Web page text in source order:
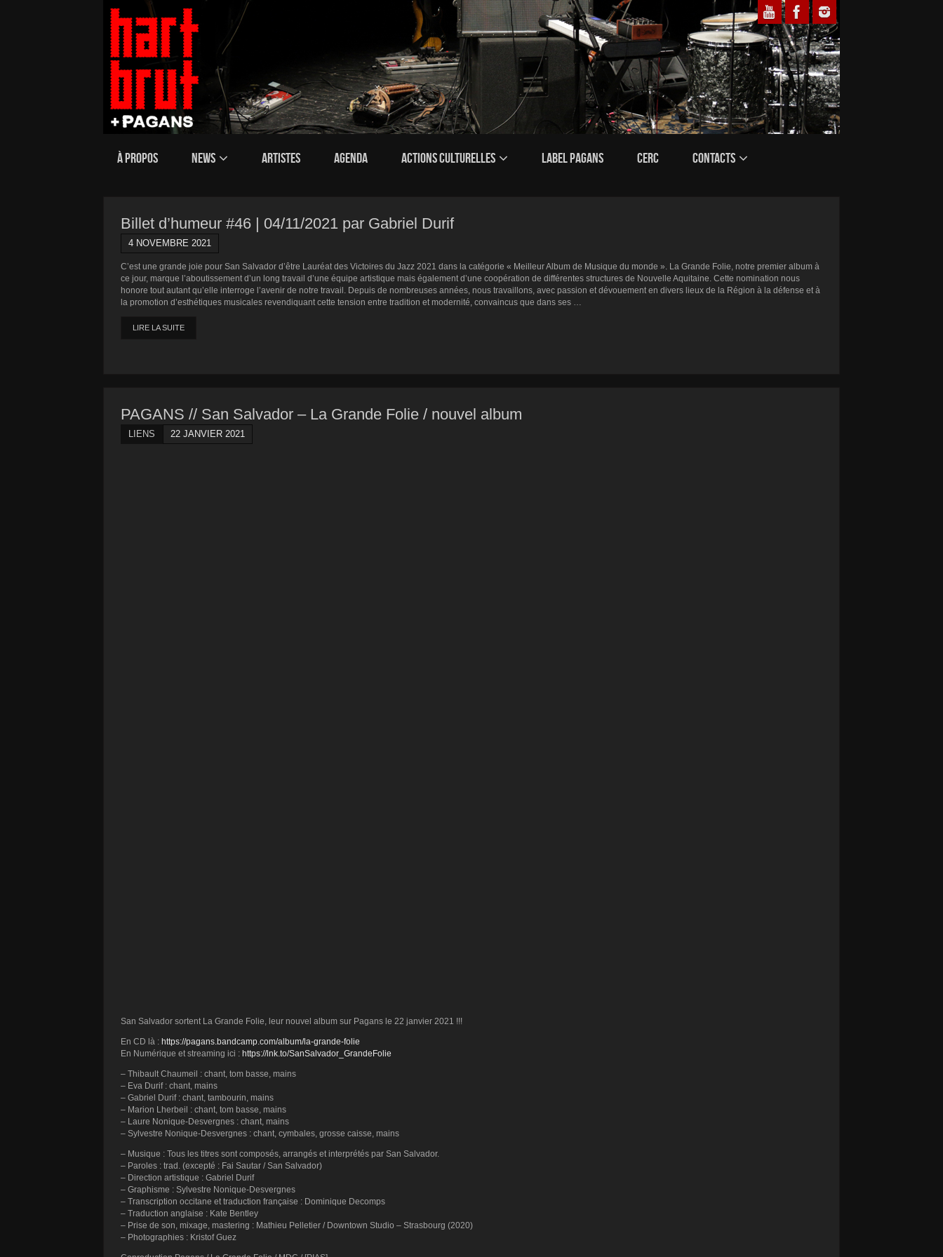
À PROPOS NEWS ARTISTES AGENDA ACTIONS CULTURELLES LABEL PAGANS CERC CONTACTS
Billet d’humeur #46 | 04/11/2021 par Gabriel Durif
4 NOVEMBRE 2021
C’est une grande joie pour San Salvador d’être Lauréat des Victoires du Jazz 2021 dans la catégorie « Meilleur Album de Musique du monde ». La Grande Folie, notre premier album à
ce jour, marque l’aboutissement d’un long travail d’une équipe artistique mais également d’une coopération de différentes structures de Nouvelle Aquitaine. Cette nomination nous
honore tout autant qu’elle interroge l’avenir de notre travail. Depuis de nombreuses années, nous travaillons, avec passion et dévouement en divers lieux de la Région à la défense et à
la promotion d’esthétiques musicales revendiquant cette tension entre tradition et modernité, convaincus que dans ses …
LIRE LA SUITE
PAGANS // San Salvador – La Grande Folie / nouvel album
LIENS 22 JANVIER 2021
San Salvador sortent La Grande Folie, leur nouvel album sur Pagans le 22 janvier 2021 !!!
En CD là : https://pagans.bandcamp.com/album/la-grande-folie
En Numérique et streaming ici : https://lnk.to/SanSalvador_GrandeFolie
– Thibault Chaumeil : chant, tom basse, mains
– Eva Durif : chant, mains
– Gabriel Durif : chant, tambourin, mains
– Marion Lherbeil : chant, tom basse, mains
– Laure Nonique-Desvergnes : chant, mains
– Sylvestre Nonique-Desvergnes : chant, cymbales, grosse caisse, mains
– Musique : Tous les titres sont composés, arrangés et interprétés par San Salvador.
– Paroles : trad. (excepté : Fai Sautar / San Salvador)
– Direction artistique : Gabriel Durif
– Graphisme : Sylvestre Nonique-Desvergnes
– Transcription occitane et traduction française : Dominique Decomps
– Traduction anglaise : Kate Bentley
– Prise de son, mixage, mastering : Mathieu Pelletier / Downtown Studio – Strasbourg (2020)
– Photographies : Kristof Guez